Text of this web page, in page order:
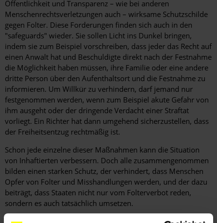
Öffentlichkeit und Transparenz – wie bei anderen
Menschenrechtsverletzungen auch – wirksame Schutzschilde
gegen Folter. Diese Forderungen finden sich auch in den
"safeguards" wieder. Sie sollen Licht ins Dunkel bringen,
indem sie zum Beispiel vorschreiben, dass jeder das Recht auf
einen Anwalt hat und Beschuldigte direkt nach der Festnahme
die Möglichkeit haben müssen, ihre Familie oder eine andere
dritte Person über den Aufenthaltsort und die Festnahme zu
informieren. Um Willkür zu verhindern, darf jemand nur
festgenommen werden, wenn zum Beispiel akute Gefahr von
ihm ausgeht oder der dringende Verdacht einer Straftat
vorliegt. Ein Richter hat dann umgehend sicherzustellen, dass
der Freiheitsentzug rechtmäßig ist.
Schon jede einzelne dieser Maßnahmen kann die Situation
von Inhaftierten verbessern. Doch alle zusammengenommen
bilden einen starken Schutz, der verhindert, dass Menschen
Opfer von Folter und Misshandlungen werden, und der dazu
beiträgt, dass Staaten nicht nur vom Folterverbot reden,
sondern es auch tatsächlich umsetzen.